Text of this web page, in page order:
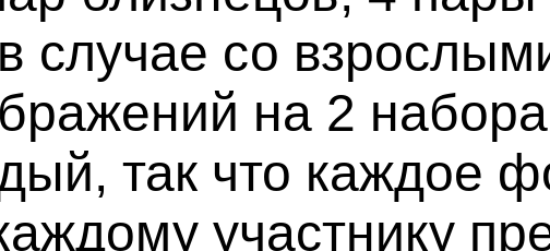
случае со
на 2
так что каждое
участнику